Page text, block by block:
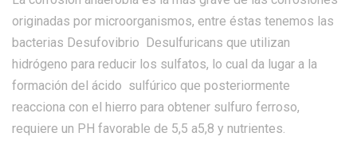
originadas por microorganismos, entre éstas tenemos las
bacterias Desufovibrio Desulfuricans que utilizan
hidrógeno para reducir los sulfatos, lo cual da lugar a la
formación del ácido sulfúrico que posteriormente
reacciona con el hierro para obtener sulfuro ferroso,
requiere un PH favorable de 5,5 a5,8 y nutrientes.